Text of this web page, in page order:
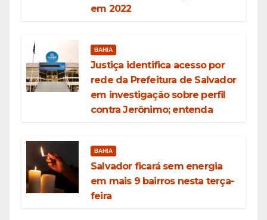
em 2022
BAHIA
Justiça identifica acesso por
rede da Prefeitura de Salvador
em investigação sobre perfil
contra Jerônimo; entenda
BAHIA
Salvador ficará sem energia
em mais 9 bairros nesta terça-
feira